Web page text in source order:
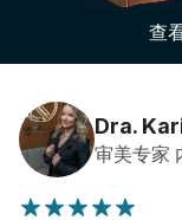
客户评价
查
Dra.
审美专家